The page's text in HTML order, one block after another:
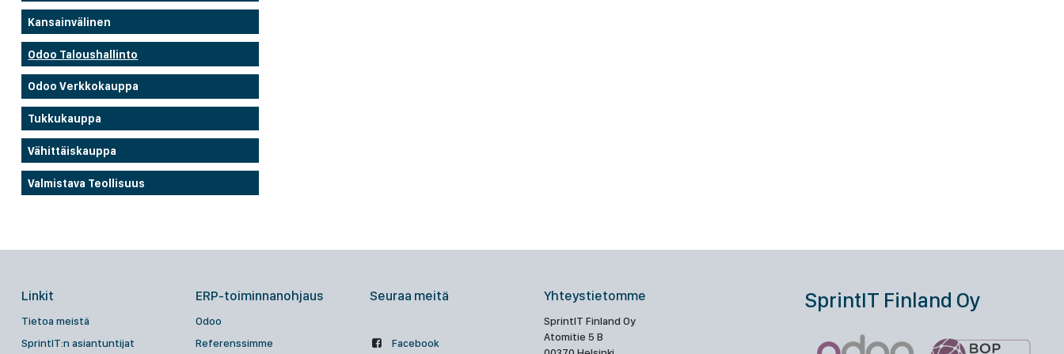
Kansainvälinen
Odoo Taloushallinto
Odoo Verkkokauppa
Tukkukauppa
Vähittäiskauppa
Valmistava Teollisuus
Linkit
Tietoa meistä
SprintIT:n asiantuntijat
ERP-toiminnanohjaus
Odoo
Referenssimme
Seuraa meitä
Facebook
Yhteystietomme
SprintIT Finland Oy
Atomitie 5 B
SprintIT Finland Oy